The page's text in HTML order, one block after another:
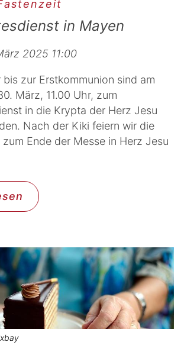
in Mayen
2025 11:00
zur Erstkommunion sind am
März, 11.00 Uhr, zum
in die Krypta der Herz Jesu
Nach der Kiki feiern wir die
Ende der Messe in Herz Jesu